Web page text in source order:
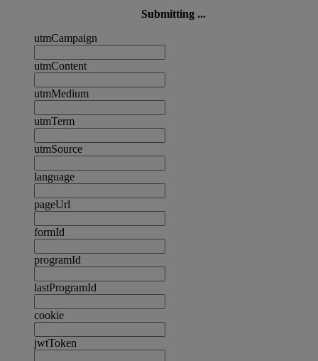
Submitting ...
utmCampaign
utmContent
utmMedium
utmTerm
utmSource
language
pageUrl
formId
programId
lastProgramId
cookie
jwtToken